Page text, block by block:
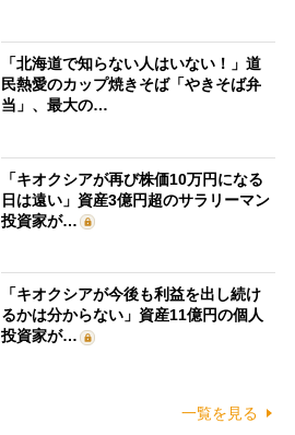
「北海道で知らない人はいない！」道
民熱愛のカップ焼きそば「やきそば弁
当」、最大の…
「キオクシアが再び株価10万円になる
日は遠い」資産3億円超のサラリーマン
投資家が…
「キオクシアが今後も利益を出し続け
るかは分からない」資産11億円の個人
投資家が…
一覧を見る